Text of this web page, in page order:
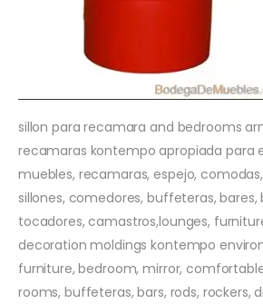
sillon para recamara and bedrooms
recamaras kontempo apropiada para
muebles, recamaras, espejo,
sillones, comedores, buffeteras, bares,
tocadores, camastros,lounges,
decoration moldings kontempo
furniture, bedroom, mirror,
rooms, buffeteras, bars, rods, rockers,